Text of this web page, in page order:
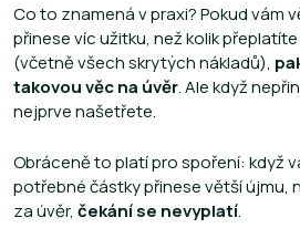
Co to znamená v praxi? Pokud vám
přinese víc užitku, než kolik
(včetně všech skrytých nákladů),
takovou věc na úvěr. Ale když
nejprve našetřete.
Obráceně to platí pro spoření: když
potřebné částky přinese větší újmu,
za úvěr, čekání se nevyplatí.